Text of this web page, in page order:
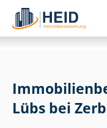
Lübs bei